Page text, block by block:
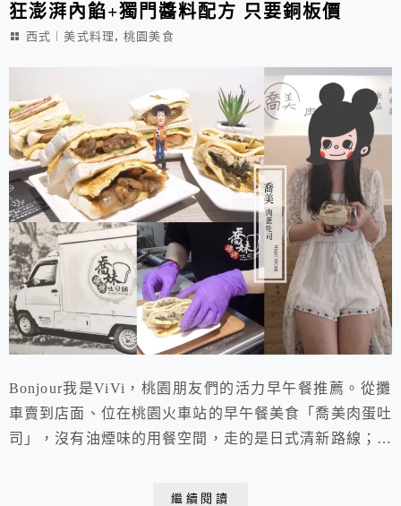
狂澎湃內餡+獨門醬料配方 只要銅板價
西式︱美式料理 ,桃園美食
Bonjour我是ViVi，桃園朋友們的活力早午餐推薦。從攤
車賣到店面、位在桃園火車站的早午餐美食「喬美肉蛋吐
司」，沒有油煙味的用餐空間，走的是日式清新路線；巨
繼續閱讀